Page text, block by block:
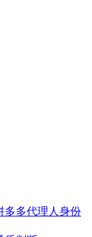
多多代理人身份